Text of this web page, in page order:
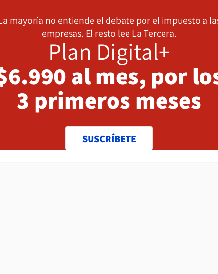
mayoría no entiende el debate por el impuesto a
empresas. El resto lee La Tercera.
Plan Digital+
al mes, por
3 primeros meses
SUSCRÍBETE